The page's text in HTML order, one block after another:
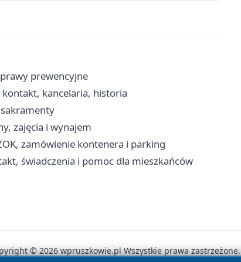
prewencyjne
kancelaria, historia
zajęcia i wynajem
zamówienie kontenera i parking
świadczenia i pomoc dla mieszkańców
© 2026 wpruszkowie.pl Wszystkie prawa zastrzeżone.